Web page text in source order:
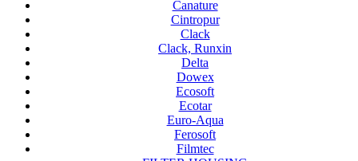
Canature
Cintropur
Clack
Clack, Runxin
Delta
Dowex
Ecosoft
Ecotar
Euro-Aqua
Ferosoft
Filmtec